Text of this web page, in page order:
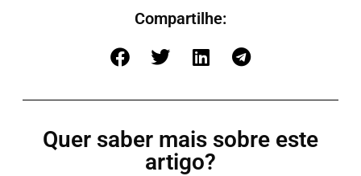
Compartilhe:
Quer saber mais sobre este
artigo?